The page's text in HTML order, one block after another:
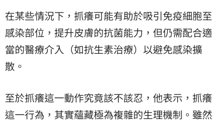
在某些情況下，抓癢可能有助於吸引免疫細胞至
感染部位，提升皮膚的抗菌能力，但仍需配合適
當的醫療介入（如抗生素治療）以避免感染擴
散。
至於抓癢這一動作究竟該不該忍，他表示，抓癢
這一行為，其實蘊藏極為複雜的生理機制。雖然